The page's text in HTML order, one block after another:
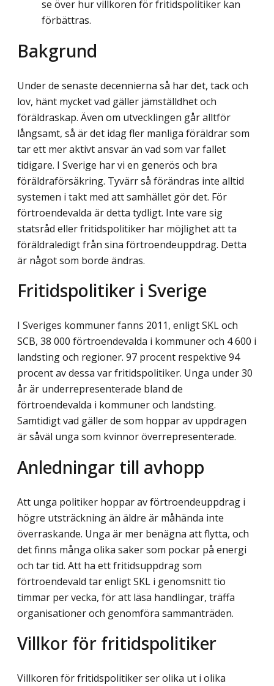
se över hur villkoren för fritidspolitiker kan
förbättras.
Bakgrund
Under de senaste decennierna så har det, tack och
lov, hänt mycket vad gäller jämställdhet och
föräldraskap. Även om utvecklingen går alltför
långsamt, så är det idag fler manliga föräldrar som
tar ett mer aktivt ansvar än vad som var fallet
tidigare. I Sverige har vi en generös och bra
föräldraförsäkring. Tyvärr så förändras inte alltid
systemen i takt med att samhället gör det. För
förtroendevalda är detta tydligt. Inte vare sig
statsråd eller fritidspolitiker har möjlighet att ta
föräldraledigt från sina förtroendeuppdrag. Detta
är något som borde ändras.
Fritidspolitiker i Sverige
I Sveriges kommuner fanns 2011, enligt SKL och
SCB, 38 000 förtroendevalda i kommuner och 4 600 i
landsting och regioner. 97 procent respektive 94
procent av dessa var fritidspolitiker. Unga under 30
år är underrepresenterade bland de
förtroendevalda i kommuner och landsting.
Samtidigt vad gäller de som hoppar av uppdragen
är såväl unga som kvinnor överrepresenterade.
Anledningar till avhopp
Att unga politiker hoppar av förtroendeuppdrag i
högre utsträckning än äldre är måhända inte
överraskande. Unga är mer benägna att flytta, och
det finns många olika saker som pockar på energi
och tar tid. Att ha ett fritidsuppdrag som
förtroendevald tar enligt SKL i genomsnitt tio
timmar per vecka, för att läsa handlingar, träffa
organisationer och genomföra sammanträden.
Villkor för fritidspolitiker
Villkoren för fritidspolitiker ser olika ut i olika